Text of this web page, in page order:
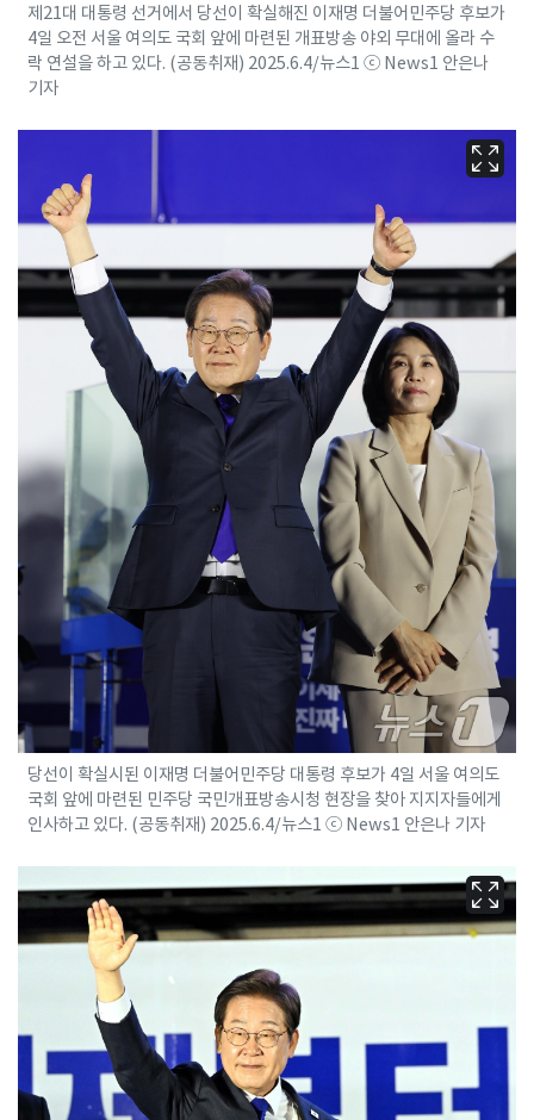
제21대 대통령 선거에서 당선이 확실해진 이재명 더불어민주당 후보가
4일 오전 서울 여의도 국회 앞에 마련된 개표방송 야외 무대에 올라 수
락 연설을 하고 있다. (공동취재) 2025.6.4/뉴스1 ⓒ News1 안은나
기자
당선이 확실시된 이재명 더불어민주당 대통령 후보가 4일 서울 여의도
국회 앞에 마련된 민주당 국민개표방송시청 현장을 찾아 지지자들에게
인사하고 있다. (공동취재) 2025.6.4/뉴스1 ⓒ News1 안은나 기자